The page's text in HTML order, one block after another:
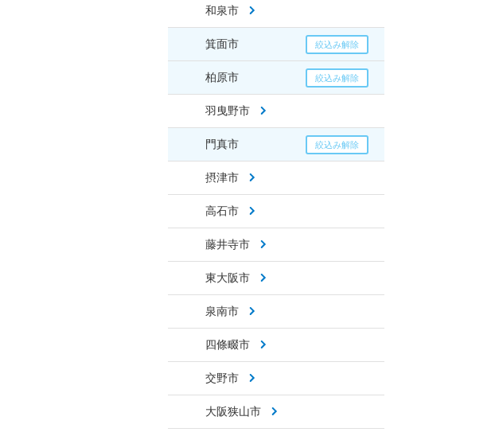
和泉市
箕面市
柏原市
羽曳野市
門真市
摂津市
高石市
藤井寺市
東大阪市
泉南市
四條畷市
交野市
大阪狭山市